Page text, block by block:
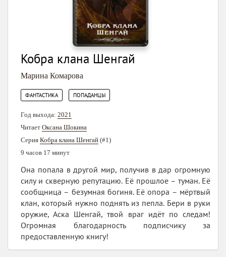
Кобра клана Шенгай
Марина Комарова
ФАНТАСТИКА ПОПАДАНЦЫ
Год выхода: 2021
Читает Оксана Шокина
Серия Кобра клана Шенгай (#1)
9 часов 17 минут
Она попала в другой мир, получив в дар огромную
силу и скверную репутацию. Её прошлое – туман. Её
сообщница – безумная богиня. Её опора – мёртвый
клан, который нужно поднять из пепла. Бери в руки
оружие, Аска Шенгай, твой враг идёт по следам!
Огромная благодарность подписчику за
предоставленную книгу!